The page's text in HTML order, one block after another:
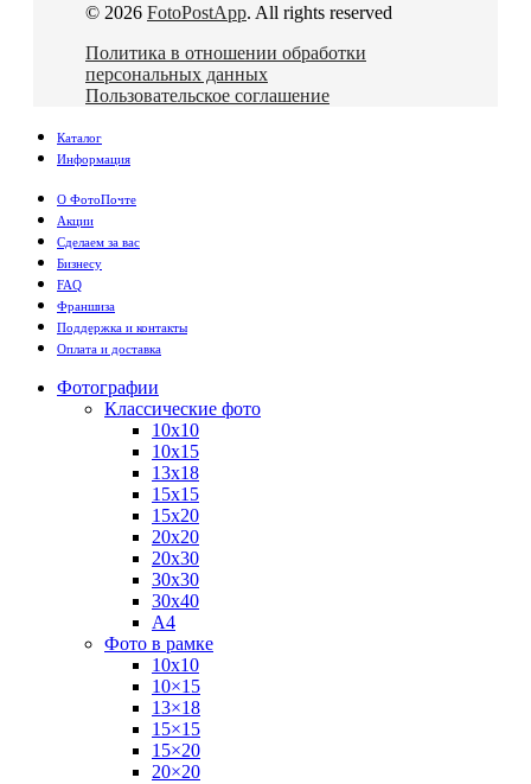
© 2026 FotoPostApp. All rights reserved
Политика в отношении обработки
персональных данных
Пользовательское соглашение
Каталог
Информация
О ФотоПочте
Акции
Сделаем за вас
Бизнесу
FAQ
Франшиза
Поддержка и контакты
Оплата и доставка
Фотографии
Классические фото
10х10
10х15
13х18
15х15
15х20
20х20
20х30
30х30
30х40
А4
Фото в рамке
10х10
10×15
13×18
15×15
15×20
20×20